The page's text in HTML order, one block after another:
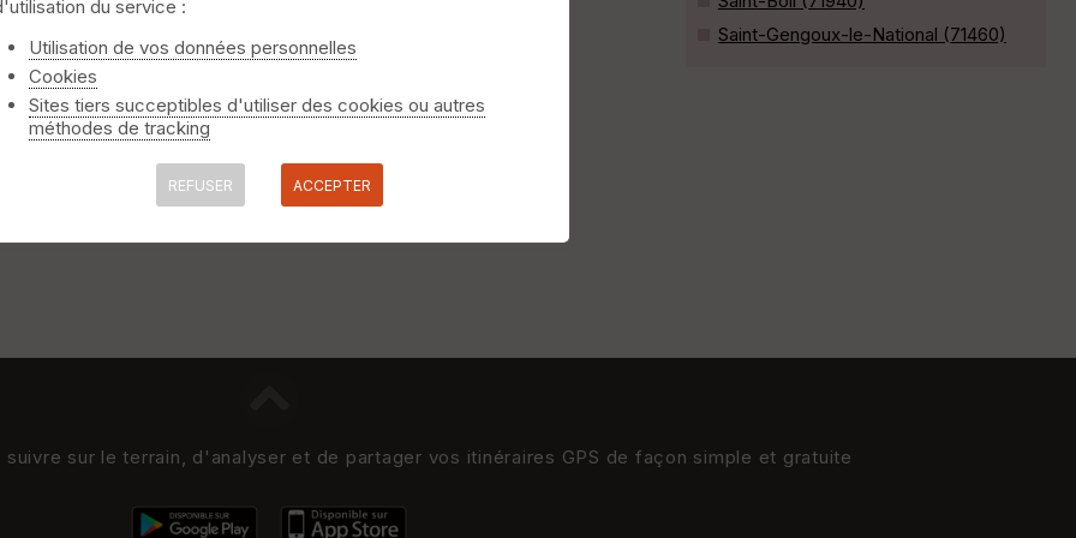
Saint-Gengoux-le-National (71460)
sur le terrain, d'analyser et de partager vos itinéraires GPS de façon simple et gratuite
du service :
Utilisation de vos données personnelles
Cookies
Sites tiers succeptibles d'utiliser des cookies ou autres
méthodes de tracking
REFUSER ACCEPTER